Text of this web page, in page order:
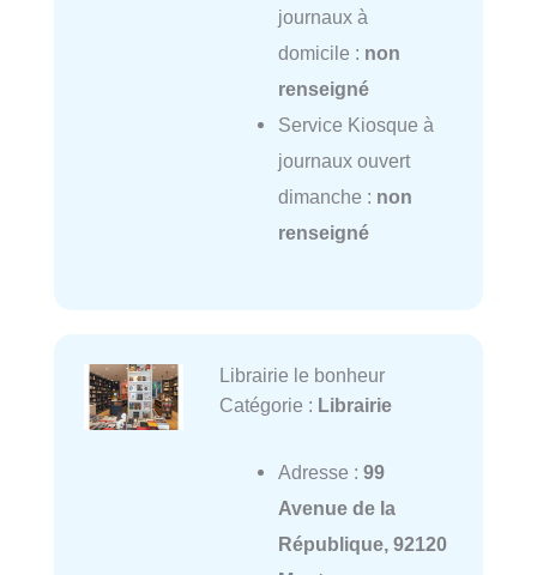
journaux à
domicile : non
renseigné
Service Kiosque à
journaux ouvert
dimanche : non
renseigné
Librairie le bonheur
Catégorie : Librairie
Adresse : 99
Avenue de la
République, 92120